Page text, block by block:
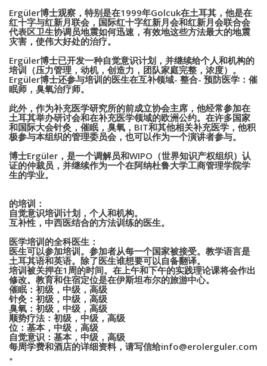
Ergüler博士观察，特别是在1999年Golcuk在土耳其，他是在
红十字与红新月联会，国际红十字红新月会和红新月会联合会
代表区卫生协调员地震如何迅速，有效地这些方法最大的地震
灾害，使伟大好处的治疗。
Ergüler博士已开发一种自觉意识计划，并继续给个人和机构的
培训（压力管理，动机，创造力，团队家庭完整，浓度）。
Ergüler博士还参与培训的医生在互补领域- 整合- 预防医学：催
眠师，臭氧治疗师。
此外，作为补充医学研究所的前成立协会主席，他经常参加在
土耳其举办研讨会和在补充医学领域的欧洲公约。在许多国家
和国际大会针灸，催眠，臭氧， BIT和其他相关补充医学，他积
极参与本组织的管理委员会，也可以作为一个演讲者参与。
博士Ergüler ，是一个调解员和WIPO （世界知识产权组织）认
证的仲裁员，并继续作为一个在阿纳杜鲁大学工商管理学院学
生的学业。
的培训：
自觉意识培训计划，个人和机构。
互补性，中西医结合的方法训练的医生。
医学培训的全科医生：
医生可以参加培训。参加者从每一个国家被接受。教学语言是
土耳其语和英语。除了医生谁想要可以自备翻译。
培训被关押在1 周的时间。在上午和下午的实践理论课将会作出
修改。教育和住宿定位是在伊斯坦布尔的旅游中心。
催眠：初级，中级，高级
针灸：初级，中级，高级
臭氧：初级，中级，高级
顺势疗法：初级，中级，高级
位：基本，中级，高级
自觉意识：基本，中级，高级
每周学费和酒店的详细资料，请写信给info@erolerguler.com
。